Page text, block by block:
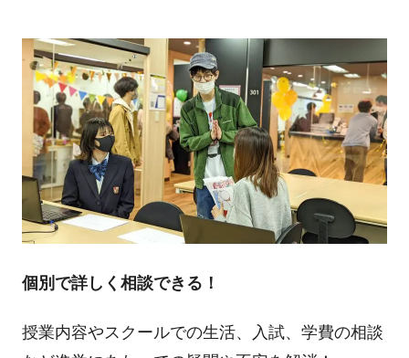
個別で詳しく相談できる！
授業内容やスクールでの生活、入試、学費の相談